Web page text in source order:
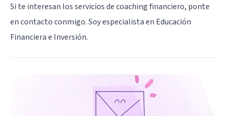
Si te interesan los servicios de coaching financiero, ponte
en contacto conmigo. Soy especialista en Educación
Financiera e Inversión.